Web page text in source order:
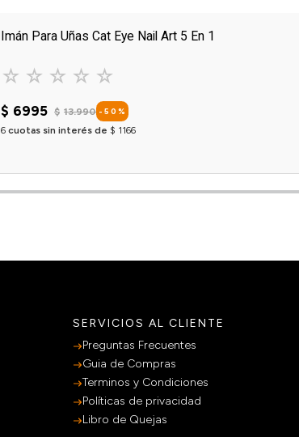
Imán Para Uñas Cat Eye Nail Art 5 En 1
☆ ☆ ☆ ☆ ☆
$ 6995 $ 13.990 - 50 %
6 cuotas sin interés de $ 1166
SERVICIOS AL CLIENTE
Preguntas Frecuentes
Guia de Compras
Terminos y Condiciones
Políticas de privacidad
Libro de Quejas